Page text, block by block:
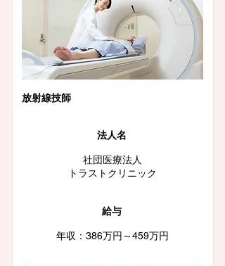
放射線技師
法人名
社団医療法人
トラストクリニック
給与
年収：386万円～459万円